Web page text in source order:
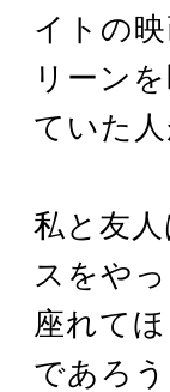
イトの
リーン
ていた
私と友
スをや
座れて
であろ